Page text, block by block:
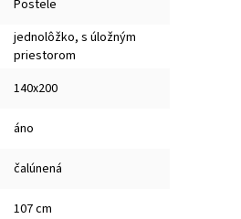
Postele
jednolôžko, s úložným
priestorom
140x200
áno
čalúnená
107 cm